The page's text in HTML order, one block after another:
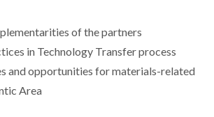
of the partners
in Technology Transfer process
and opportunities for materials-related
Area